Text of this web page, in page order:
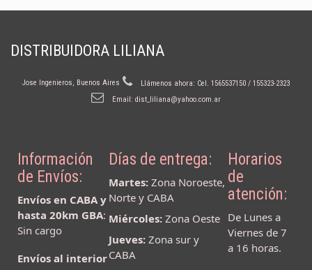
DISTRIBUIDORA LILIANA
Jose Ingenieros, Buenos Aires Llámenos ahora: Cel. 1565537150 / 155323-2323
Email: dist_liliana@yahoo.com.ar
Información
de Envíos:
Envíos en CABA y
hasta 20km GBA:
Sin cargo
Envíos al interior
Días de entrega:
Martes:Zona Noroeste,
Norte y CABA
Miércoles:Zona Oeste
Jueves:Zona sur y
CABA
Horarios
de
atención:
De Lunes a
Viernes de 7
a 16 horas.